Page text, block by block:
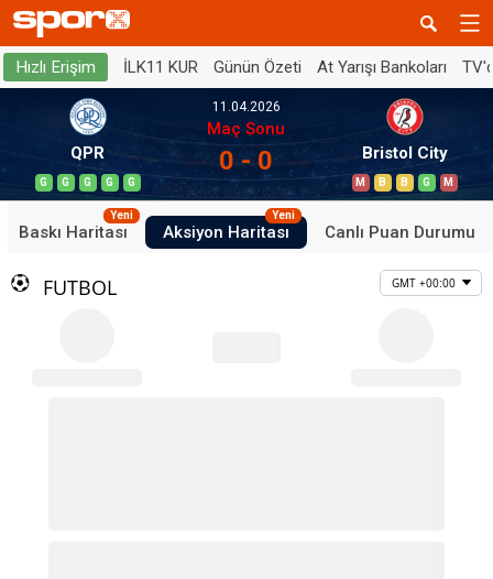
Hızlı Erişim İLK11 KUR Günün Özeti At Yarışı Bankoları
QPR
G G G G G
11.04.2026
Maç Sonu
0 - 0 Bristol City
M B B G M
Baskı Haritası
Yeni
Aksiyon Haritası
Yeni
Canlı Puan Durumu
FUTBOL GMT +00:00